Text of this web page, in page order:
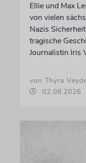
Ellie und Max
von vielen
Nazis
tragische
Journalistin Iris
von Thyra
02.08.2026